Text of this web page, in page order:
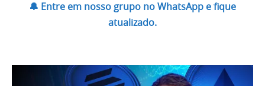
🔔 Entre em nosso grupo no WhatsApp e fique
atualizado.